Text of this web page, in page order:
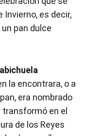
Invierno, es decir,
pan dulce
la encontrara, o a
era nombrado
en el
de los Reyes